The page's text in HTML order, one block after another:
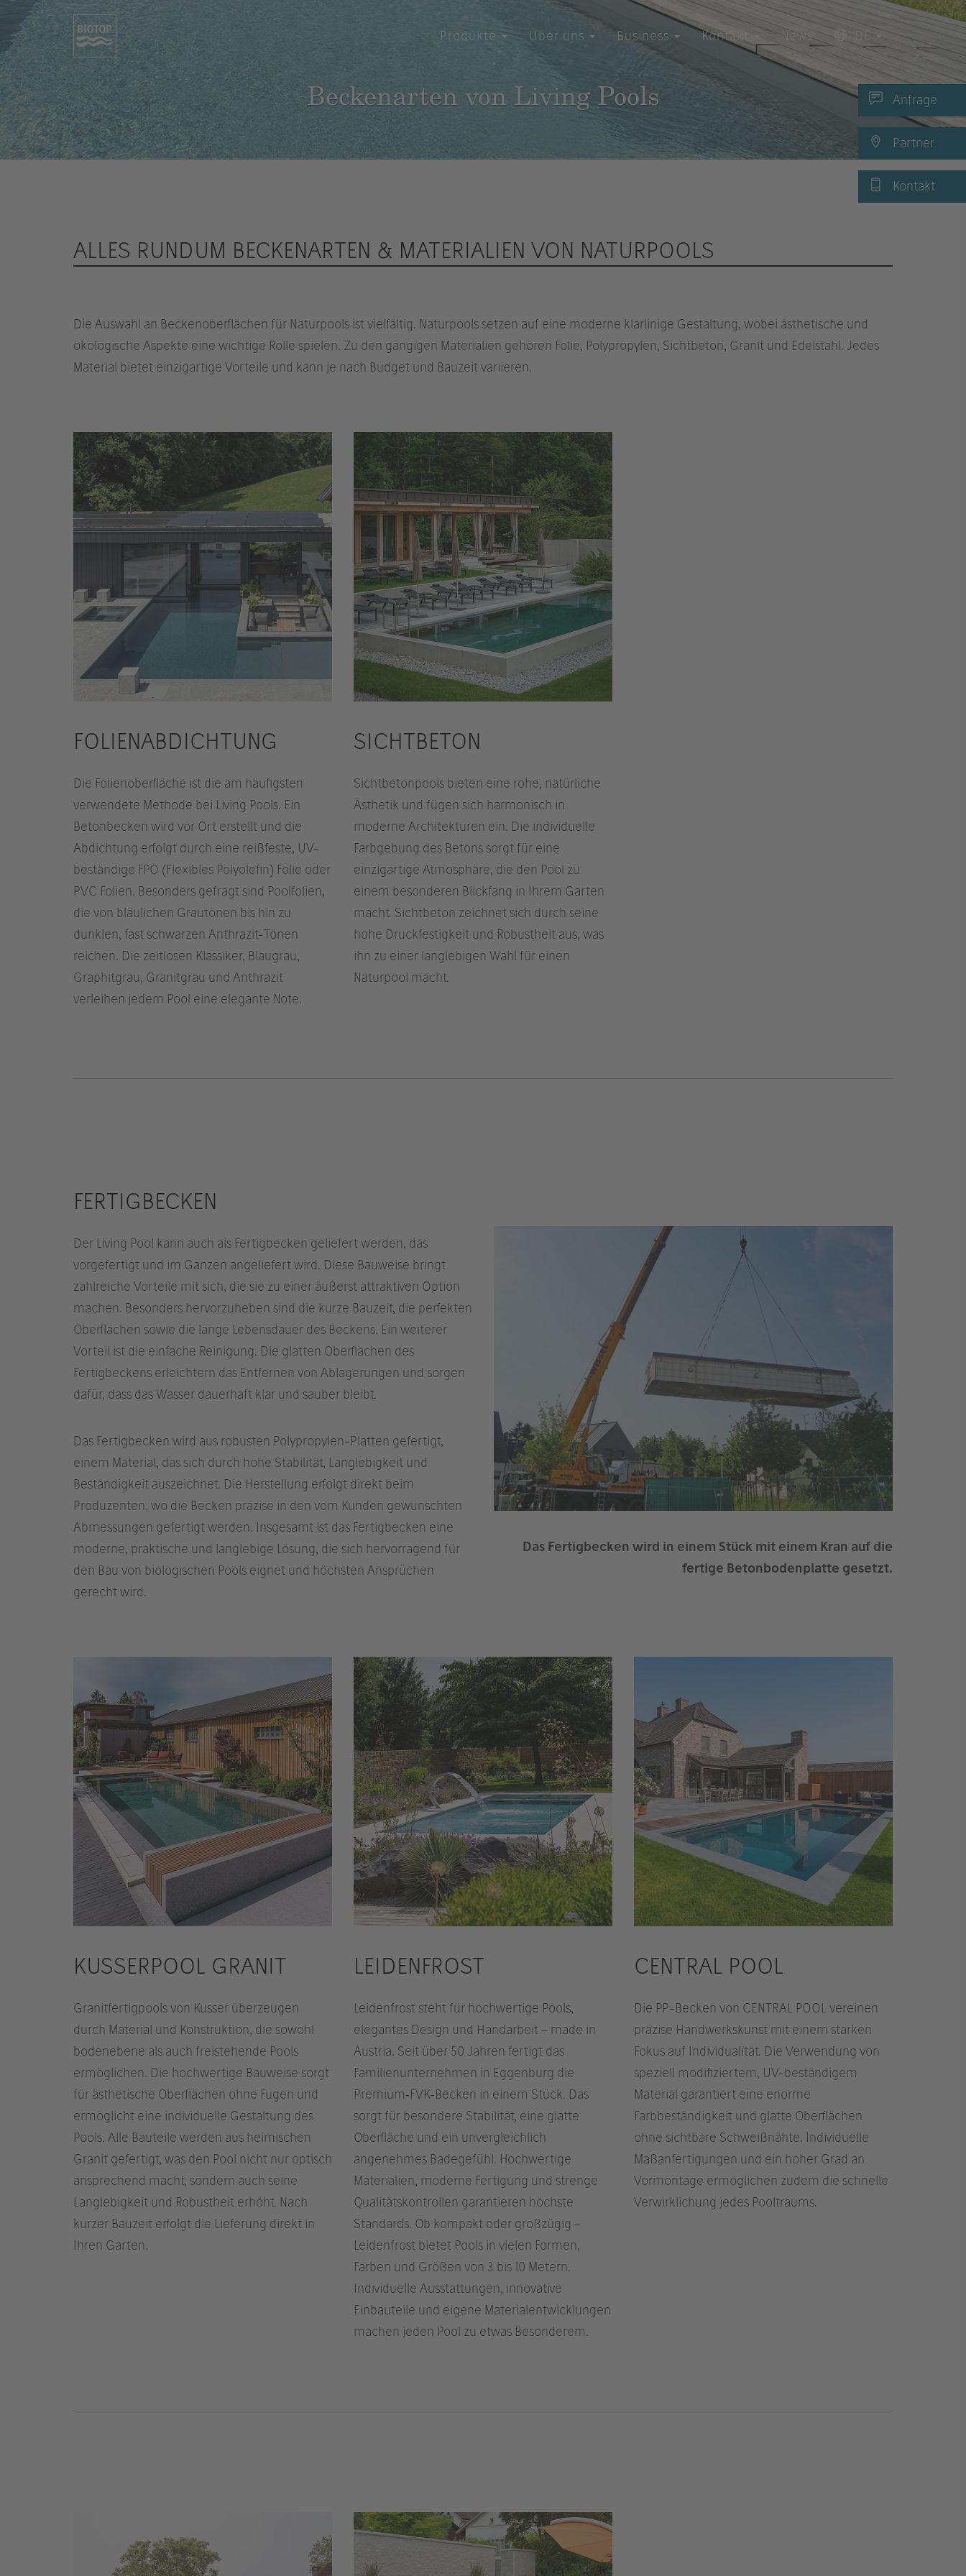
Anfrage
Partner
Kontakt
Produkte Über uns Business Kontakt News DE
Beckenarten von Living Pools
ALLES RUNDUM BECKENARTEN & MATERIALIEN VON NATURPOOLS
Die Auswahl an Beckenoberflächen für Naturpools ist vielfältig. Naturpools setzen auf eine moderne klarlinige Gestaltung, wobei ästhetische und
ökologische Aspekte eine wichtige Rolle spielen. Zu den gängigen Materialien gehören Folie, Polypropylen, Sichtbeton, Granit und Edelstahl. Jedes
Material bietet einzigartige Vorteile und kann je nach Budget und Bauzeit variieren.
FOLIENABDICHTUNG
Die Folienoberfläche ist die am häufigsten
verwendete Methode bei Living Pools. Ein
Betonbecken wird vor Ort erstellt und die
Abdichtung erfolgt durch eine reißfeste, UV-
beständige FPO (Flexibles Polyolefin) Folie oder
PVC Folien. Besonders gefragt sind Poolfolien,
die von bläulichen Grautönen bis hin zu
dunklen, fast schwarzen Anthrazit-Tönen
reichen. Die zeitlosen Klassiker, Blaugrau,
Graphitgrau, Granitgrau und Anthrazit
verleihen jedem Pool eine elegante Note.
SICHTBETON
Sichtbetonpools bieten eine rohe, natürliche
Ästhetik und fügen sich harmonisch in
moderne Architekturen ein. Die individuelle
Farbgebung des Betons sorgt für eine
einzigartige Atmosphäre, die den Pool zu
einem besonderen Blickfang in Ihrem Garten
macht. Sichtbeton zeichnet sich durch seine
hohe Druckfestigkeit und Robustheit aus, was
ihn zu einer langlebigen Wahl für einen
Naturpool macht.
FERTIGBECKEN
Der Living Pool kann auch als Fertigbecken geliefert werden, das
vorgefertigt und im Ganzen angeliefert wird. Diese Bauweise bringt
zahlreiche Vorteile mit sich, die sie zu einer äußerst attraktiven Option
machen. Besonders hervorzuheben sind die kurze Bauzeit, die perfekten
Oberflächen sowie die lange Lebensdauer des Beckens. Ein ­weiterer
Vorteil ist die einfache Reinigung. Die glatten Oberflächen des
Fertigbeckens erleichtern das Entfernen von Ablagerungen und sorgen
dafür, dass das Wasser dauerhaft klar und sauber bleibt.
Das Fertigbecken wird aus robusten Polypropylen-Platten gefertigt,
einem Material, das sich durch hohe Stabilität, Langlebigkeit und
Beständigkeit auszeichnet. Die Herstellung erfolgt direkt beim
Produzenten, wo die Becken präzise in den vom Kunden gewünschten
Abmessungen gefertigt werden. Insgesamt ist das Fertigbecken eine
moderne, praktische und langlebige Lösung, die sich hervorragend für
den Bau von biologischen Pools eignet und höchsten Ansprüchen
gerecht wird.
Das Fertigbecken wird in einem Stück mit einem Kran auf die
fertige Betonboden­platte gesetzt.
KUSSERPOOL GRANIT
Granitfertigpools von Kusser überzeugen
durch Material und Konstruktion, die sowohl
bodenebene als auch freistehende Pools
ermöglichen. Die hochwertige Bauweise sorgt
für ästhetische Oberflächen ohne Fugen und
ermöglicht eine individuelle Gestaltung des
Pools. Alle Bauteile werden aus heimischen
Granit gefertigt, was den Pool nicht nur optisch
ansprechend macht, sondern auch seine
Langlebigkeit und Robustheit erhöht. Nach
kurzer Bauzeit erfolgt die Lieferung direkt in
Ihren Garten.
LEIDENFROST
Leidenfrost steht für hochwertige Pools,
elegantes Design und Handarbeit – made in
Austria. Seit über 50 Jahren fertigt das
Familienunternehmen in Eggenburg die
Premium‑FVK‑Becken in einem Stück. Das
sorgt für besondere Stabilität, eine glatte
Oberfläche und ein unvergleichlich
angenehmes Badegefühl. Hochwertige
Materialien, moderne Fertigung und strenge
Qualitätskontrollen garantieren höchste
Standards. Ob kompakt oder großzügig –
Leidenfrost bietet Pools in vielen Formen,
Farben und Größen von 3 bis 10 Metern.
Individuelle Ausstattungen, innovative
Einbauteile und eigene Materialentwicklungen
machen jeden Pool zu etwas Besonderem.
CENTRAL POOL
Die PP-Becken von CENTRAL POOL vereinen
präzise Handwerkskunst mit einem starken
Fokus auf Individualität. Die Verwendung von
speziell modifiziertem, UV-beständigem
Material garantiert eine enorme
Farbbeständigkeit und glatte Oberflächen
ohne sichtbare Schweißnähte. Individuelle
Maßanfertigungen und ein hoher Grad an
Vormontage ermöglichen zudem die schnelle
Verwirklichung jedes Pooltraums.